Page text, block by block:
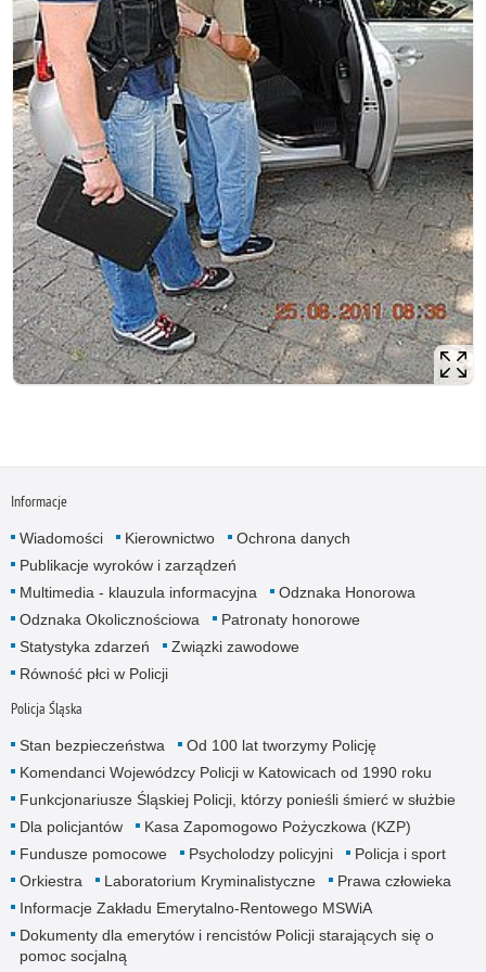
Informacje
Wiadomości Kierownictwo
Ochrona danych
Publikacje wyroków i zarządzeń
Multimedia - klauzula informacyjna
Odznaka Honorowa
Odznaka Okolicznościowa
Patronaty honorowe
Statystyka zdarzeń
Związki zawodowe
Równość płci w Policji
Policja Śląska
Stan bezpieczeństwa
Od 100 lat tworzymy Policję
Komendanci Wojewódzcy Policji w Katowicach od 1990 roku
Funkcjonariusze Śląskiej Policji, którzy ponieśli śmierć w służbie
Dla policjantów
Kasa Zapomogowo Pożyczkowa (KZP)
Fundusze pomocowe
Psycholodzy policyjni
Policja i sport
Orkiestra
Laboratorium Kryminalistyczne
Prawa człowieka
Informacje Zakładu Emerytalno-Rentowego MSWiA
Dokumenty dla emerytów i rencistów Policji starających się o
pomoc socjalną